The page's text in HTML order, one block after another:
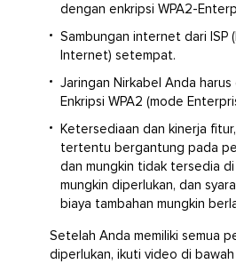
dengan enkripsi WPA2-
Sambungan internet dari ISP
Internet) setempat.
Jaringan Nirkabel Anda
Enkripsi WPA2 (mode
Ketersediaan dan kinerja
tertentu bergantung pada
dan mungkin tidak tersedia
mungkin diperlukan, dan
biaya tambahan mungkin
Setelah Anda memiliki semua
diperlukan, ikuti video di